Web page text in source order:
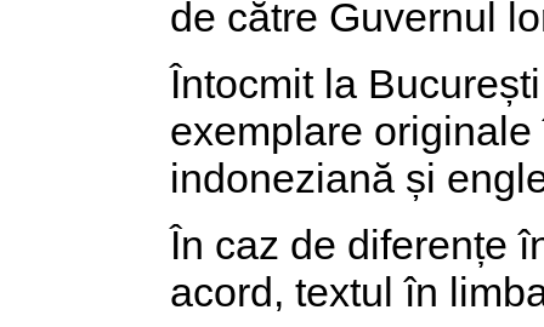
de către Guvernul
Întocmit la
exemplare
indoneziană și
În caz de diferențe
acord, textul în